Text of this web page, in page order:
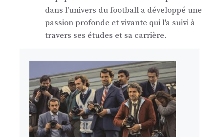
dans l'univers du football a développé une
passion profonde et vivante qui l'a suivi à
travers ses études et sa carrière.